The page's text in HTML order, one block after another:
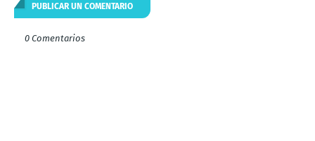
PUBLICAR UN COMENTARIO
0 Comentarios